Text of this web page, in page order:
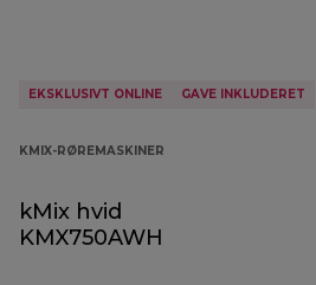
EKSKLUSIVT ONLINE GAVE INKLUDERET
KMIX-RØREMASKINER
kMix hvid
KMX750AWH